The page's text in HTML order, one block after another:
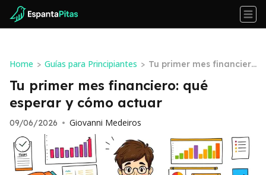
Home > Guías para Principiantes > Tu primer mes financier
o: qué esperar y cómo ac
tuar
Tu primer mes financiero: qué
esperar y cómo actuar
09/06/2026 • Giovanni Medeiros